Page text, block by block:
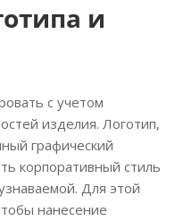
и
с учетом
изделия. Логотип,
графический
корпоративный стиль
Для этой
нанесение